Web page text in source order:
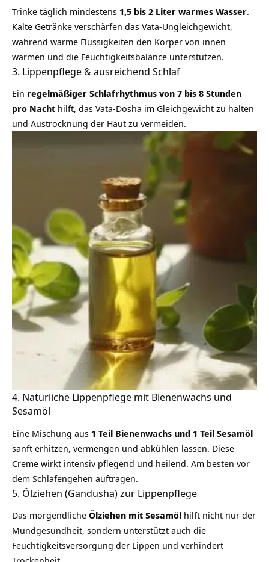
Trinke täglich mindestens 1,5 bis 2 Liter warmes Wasser.
Kalte Getränke verschärfen das Vata-Ungleichgewicht,
während warme Flüssigkeiten den Körper von innen
wärmen und die Feuchtigkeitsbalance unterstützen.
3. Lippenpflege & ausreichend Schlaf
Ein regelmäßiger Schlafrhythmus von 7 bis 8 Stunden
pro Nacht hilft, das Vata-Dosha im Gleichgewicht zu halten
und Austrocknung der Haut zu vermeiden.
4. Natürliche Lippenpflege mit Bienenwachs und
Sesamöl
Eine Mischung aus 1 Teil Bienenwachs und 1 Teil Sesamöl
sanft erhitzen, vermengen und abkühlen lassen. Diese
Creme wirkt intensiv pflegend und heilend. Am besten vor
dem Schlafengehen auftragen.
5. Ölziehen (Gandusha) zur Lippenpflege
Das morgendliche Ölziehen mit Sesamöl hilft nicht nur der
Mundgesundheit, sondern unterstützt auch die
Feuchtigkeitsversorgung der Lippen und verhindert